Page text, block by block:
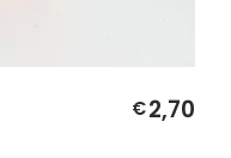
€2,70